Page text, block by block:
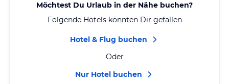
Möchtest Du Urlaub in der Nähe buchen?
Folgende Hotels könnten Dir gefallen
Hotel & Flug buchen
Oder
Nur Hotel buchen